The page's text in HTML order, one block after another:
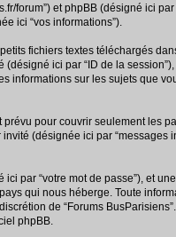
et phpBB (désigné ici par
ici “vos informations”).
fichiers textes téléchargés
ici par “ID de la
informations sur les sujets que
pour couvrir seulement les
(désignée ici par “messages
par “votre mot de passe”), et
qui nous héberge. Toute
de “Forums
phpBB.